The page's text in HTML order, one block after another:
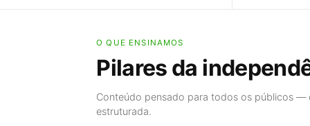
O QUE ENSINAMOS
Pilares da
Conteúdo pensado para todos os públicos —
estruturada.